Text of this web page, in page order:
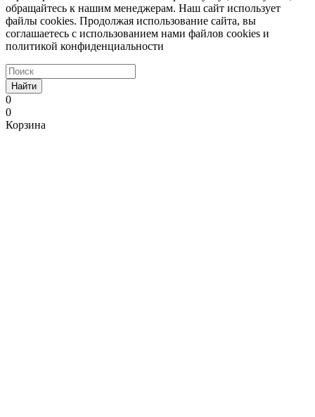
обращайтесь к нашим менеджерам. Наш сайт использует
файлы cookies. Продолжая использование сайта, вы
соглашаетесь с использованием нами файлов cookies и
политикой конфиденциальности
Найти
0
0
Корзина